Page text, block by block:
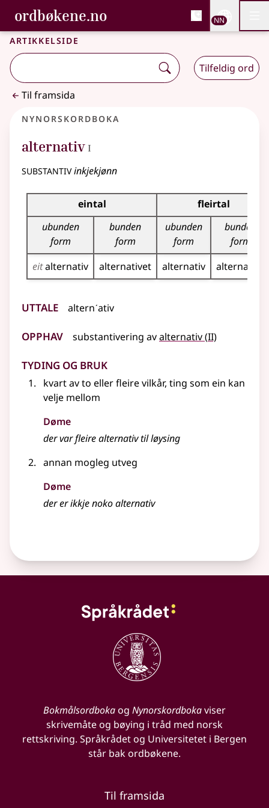
Gå til hovudinnhald
Tilgjenge
ordbøkene.no, Bokmålsordboka og
Bokmålsordboka og Nynorskordboka
NN
Artikkelside
Tilfeldig ord
Til framsida
Nynorskordboka
alternativ 1
I
substantivinkjekjønn
Bøyningstabell for dette substantivet
eintal
fleirtal
ubunden
form
bunden
form
ubunden
form
bunden
form
eitalternativ alternativet alternativ alternativa
Uttale alternˊativ
Opphav substantivering avalternativ(2
II)
Tyding og bruk
kvart av to ellerfleire vilkår, ting som ein kan
velje mellom
Døme
der var fleire alternativ til løysing
annan mogleg utveg
Døme
der er ikkje noko alternativ
Bokmålsordbokaog Nynorskordbokaviser
skrivemåte og bøying i tråd med norsk
rettskriving. Språkrådet og Universitetet i Bergen
står bak ordbøkene.
Til framsida